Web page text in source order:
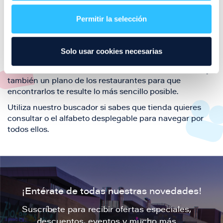
Permitir la selección
Solo usar cookies necesarias
también de nuestra oferta de ocio y shopping durante
tu visita.
El este directorio de restaurantes de Puerto Venecia
también un plano de los restaurantes para que
encontrarlos te resulte lo más sencillo posible.
Utiliza nuestro buscador si sabes que tienda quieres
consultar o el alfabeto desplegable para navegar por
todos ellos.
¡Entérate de todas nuestras novedades!
Suscríbete para recibir ofertas especiales,